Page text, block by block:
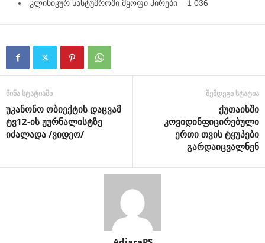
კლინიკურ სასტუმროში მყოფი პირები – 1 036
წინა სტატიაში
უკანონო ობიექტის დაცვამ
ტვ12-ის ჟურნალისტზე
იძალადა /ვიდეო/
შემდეგი სტატია
ქუთაისში
კოვიდინფიცირებული
ერთი თვის ტყუპები
გარდაიცვალნენ